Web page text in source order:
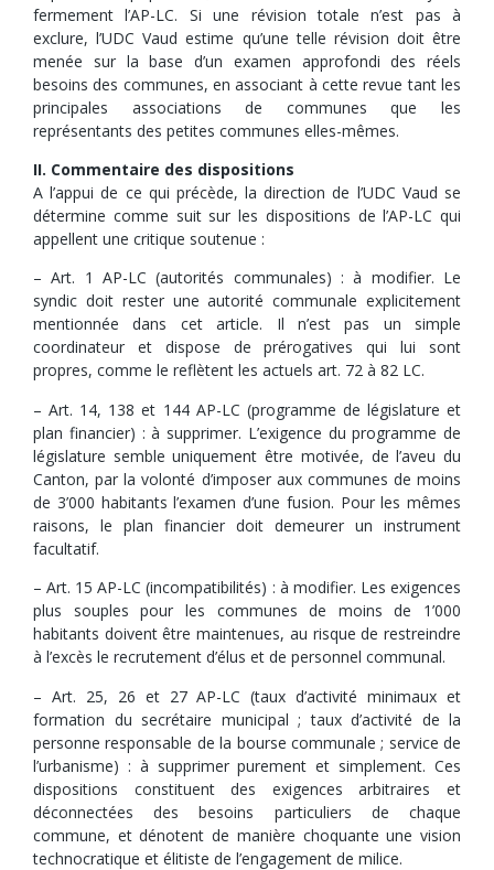
fermement l’AP-LC. Si une révision totale n’est pas à
exclure, l’UDC Vaud estime qu’une telle révision doit être
menée sur la base d’un examen approfondi des réels
besoins des communes, en associant à cette revue tant les
principales associations de communes que les
représentants des petites communes elles-mêmes.
II. Commentaire des dispositions
A l’appui de ce qui précède, la direction de l’UDC Vaud se
détermine comme suit sur les dispositions de l’AP-LC qui
appellent une critique soutenue :
– Art. 1 AP-LC (autorités communales) : à modifier. Le
syndic doit rester une autorité communale explicitement
mentionnée dans cet article. Il n’est pas un simple
coordinateur et dispose de prérogatives qui lui sont
propres, comme le reflètent les actuels art. 72 à 82 LC.
– Art. 14, 138 et 144 AP-LC (programme de législature et
plan financier) : à supprimer. L’exigence du programme de
législature semble uniquement être motivée, de l’aveu du
Canton, par la volonté d’imposer aux communes de moins
de 3’000 habitants l’examen d’une fusion. Pour les mêmes
raisons, le plan financier doit demeurer un instrument
facultatif.
– Art. 15 AP-LC (incompatibilités) : à modifier. Les exigences
plus souples pour les communes de moins de 1’000
habitants doivent être maintenues, au risque de restreindre
à l’excès le recrutement d’élus et de personnel communal.
– Art. 25, 26 et 27 AP-LC (taux d’activité minimaux et
formation du secrétaire municipal ; taux d’activité de la
personne responsable de la bourse communale ; service de
l’urbanisme) : à supprimer purement et simplement. Ces
dispositions constituent des exigences arbitraires et
déconnectées des besoins particuliers de chaque
commune, et dénotent de manière choquante une vision
technocratique et élitiste de l’engagement de milice.